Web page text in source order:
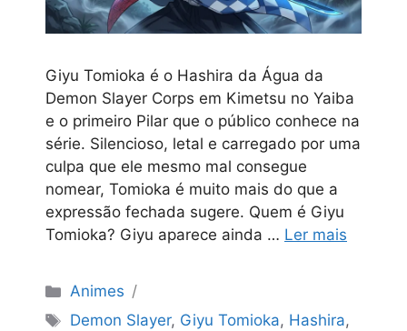
Giyu Tomioka é o Hashira da Água da
Demon Slayer Corps em Kimetsu no Yaiba
e o primeiro Pilar que o público conhece na
série. Silencioso, letal e carregado por uma
culpa que ele mesmo mal consegue
nomear, Tomioka é muito mais do que a
expressão fechada sugere. Quem é Giyu
Tomioka? Giyu aparece ainda … Ler mais
Categorias
Animes
Tags
Demon Slayer, Giyu Tomioka, Hashira,